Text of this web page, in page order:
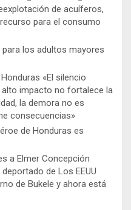
de acuíferos,
para el consumo
los adultos mayores
«El silencio
impacto no fortalece la
la demora no es
consecuencias»
de Honduras es
a Elmer Concepción
de Los EEUU
de Bukele y ahora está